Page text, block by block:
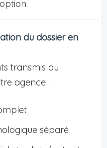
du dossier en
transmis au
agence :
séparé